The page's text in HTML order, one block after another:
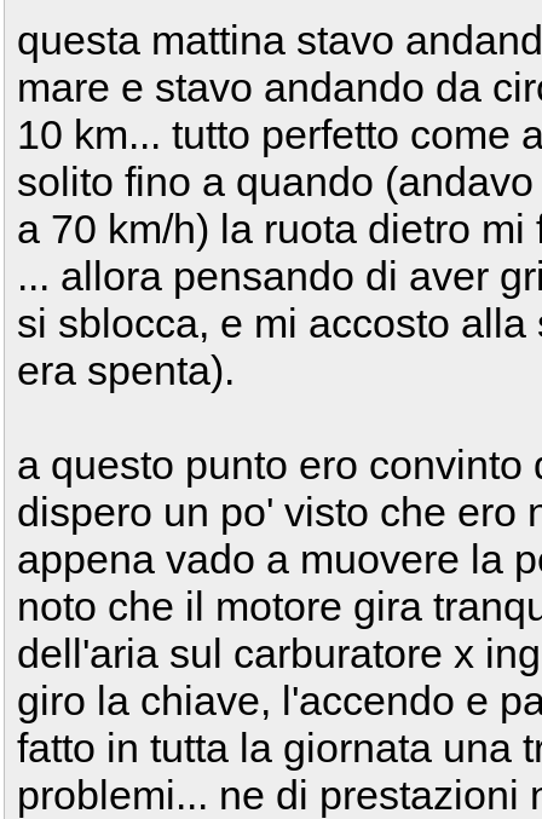
questa mattina stavo
mare e stavo andando da
10 km... tutto perfetto come
solito fino a quando
a 70 km/h) la ruota dietro
... allora pensando di aver
si sblocca, e mi accosto
era spenta).
a questo punto ero
dispero un po' visto che ero
appena vado a muovere la
noto che il motore gira
dell'aria sul carburatore x
giro la chiave, l'accendo e
fatto in tutta la giornata una
problemi... ne di prestazioni